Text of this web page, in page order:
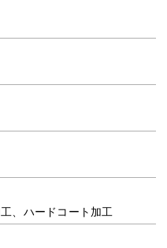
、ハードコート加工